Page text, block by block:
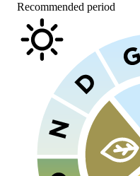
Recommended period